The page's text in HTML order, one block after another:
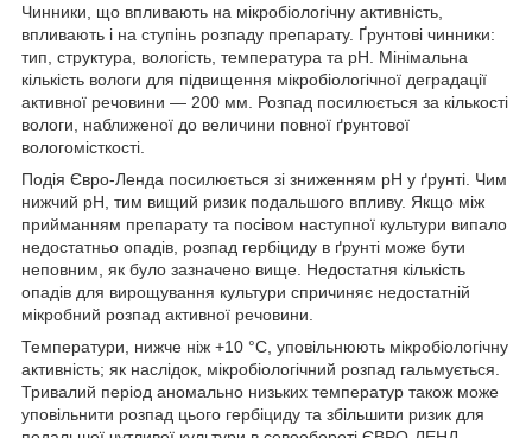
Чинники, що впливають на мікробіологічну активність,
впливають і на ступінь розпаду препарату. Ґрунтові чинники:
тип, структура, вологість, температура та pH. Мінімальна
кількість вологи для підвищення мікробіологічної деградації
активної речовини — 200 мм. Розпад посилюється за кількості
вологи, наближеної до величини повної ґрунтової
вологомісткості.
Подія Євро-Ленда посилюється зі зниженням pH у ґрунті. Чим
нижчий pH, тим вищий ризик подальшого впливу. Якщо між
прийманням препарату та посівом наступної культури випало
недостатньо опадів, розпад гербіциду в ґрунті може бути
неповним, як було зазначено вище. Недостатня кількість
опадів для вирощування культури спричиняє недостатній
мікробний розпад активної речовини.
Температури, нижче ніж +10 °C, уповільнюють мікробіологічну
активність; як наслідок, мікробіологічний розпад гальмується.
Тривалий період аномально низьких температур також може
уповільнити розпад цього гербіциду та збільшити ризик для